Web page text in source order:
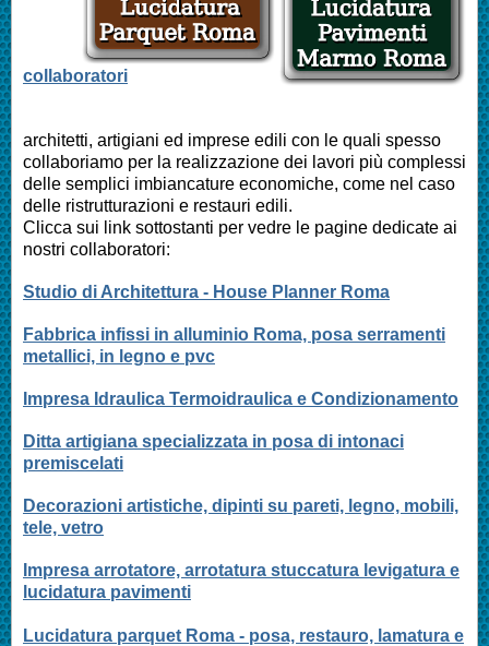
collaboratori
architetti, artigiani ed imprese edili con le quali spesso
collaboriamo per la realizzazione dei lavori più complessi
delle semplici imbiancature economiche, come nel caso
delle ristrutturazioni e restauri edili.
Clicca sui link sottostanti per vedre le pagine dedicate ai
nostri collaboratori:
Studio di Architettura - House Planner Roma
Fabbrica infissi in alluminio Roma, posa serramenti
metallici, in legno e pvc
Impresa Idraulica Termoidraulica e Condizionamento
Ditta artigiana specializzata in posa di intonaci
premiscelati
Decorazioni artistiche, dipinti su pareti, legno, mobili,
tele, vetro
Impresa arrotatore, arrotatura stuccatura levigatura e
lucidatura pavimenti
Lucidatura parquet Roma - posa, restauro, lamatura e